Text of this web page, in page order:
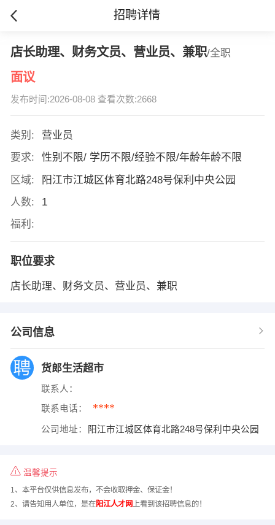
招聘详情
店长助理、财务文员、营业员、兼职/全职
面议
发布时间:2026-08-08 查看次数:2668
类别:
营业员
要求:
性别不限/ 学历不限/经验不限/年龄年龄不限
区域:
阳江市江城区体育北路248号保利中央公园
人数:
1
福利:
职位要求
店长助理、财务文员、营业员、兼职
公司信息
货郎生活超市
联系人：
联系电话： ****
公司地址： 阳江市江城区体育北路248号保利中央公园
温馨提示
1、本平台仅供信息发布，不会收取押金、保证金！
2、请告知用人单位，是在阳江人才网上看到该招聘信息的！